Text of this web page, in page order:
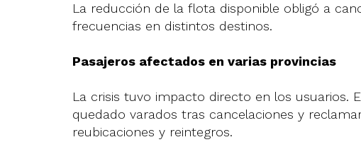
La reducción de la flota disponible obligó a
frecuencias en distintos destinos.
Pasajeros afectados en varias provincias
La crisis tuvo impacto directo en los usuarios.
quedado varados tras cancelaciones y
reubicaciones y reintegros.